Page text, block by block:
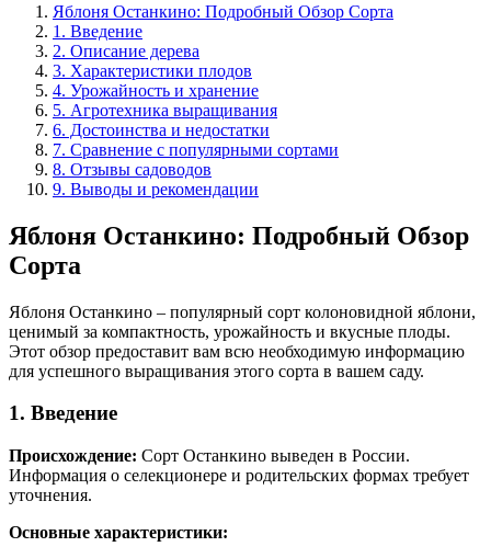
Яблоня Останкино: Подробный Обзор Сорта
1. Введение
2. Описание дерева
3. Характеристики плодов
4. Урожайность и хранение
5. Агротехника выращивания
6. Достоинства и недостатки
7. Сравнение с популярными сортами
8. Отзывы садоводов
9. Выводы и рекомендации
Яблоня Останкино: Подробный Обзор
Сорта
Яблоня Останкино – популярный сорт колоновидной яблони,
ценимый за компактность, урожайность и вкусные плоды.
Этот обзор предоставит вам всю необходимую информацию
для успешного выращивания этого сорта в вашем саду.
1. Введение
Происхождение: Сорт Останкино выведен в России.
Информация о селекционере и родительских формах требует
уточнения.
Основные характеристики: